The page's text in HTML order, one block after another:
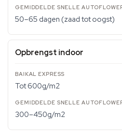
50–65 dagen (zaad tot oogst)
Opbrengst indoor
Tot 600g/m2
300–450g/m2